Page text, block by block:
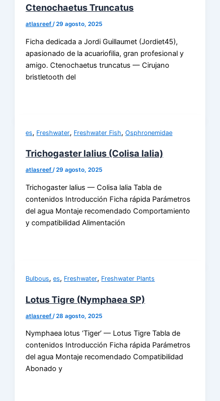
Ctenochaetus Truncatus
atlasreef/29 agosto, 2025
Ficha dedicada a Jordi Guillaumet (Jordiet45),
apasionado de la acuariofilia, gran profesional y
amigo. Ctenochaetus truncatus — Cirujano
bristletooth del
es, Freshwater, Freshwater Fish,Osphronemidae
Trichogaster lalius (Colisa lalia)
atlasreef/29 agosto, 2025
Trichogaster lalius — Colisa lalia Tabla de
contenidos Introducción Ficha rápida Parámetros
del agua Montaje recomendado Comportamiento
y compatibilidad Alimentación
Bulbous,es, Freshwater, Freshwater Plants
Lotus Tigre (Nymphaea SP)
atlasreef /28 agosto, 2025
Nymphaea lotus ‘Tiger’ — Lotus Tigre Tabla de
contenidos Introducción Ficha rápida Parámetros
del agua Montaje recomendado Compatibilidad
Abonado y